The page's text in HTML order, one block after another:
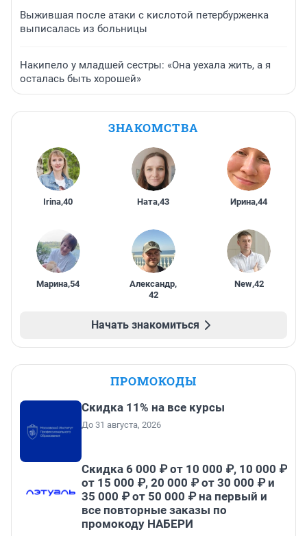
Выжившая после атаки с кислотой петербурженка
выписалась из больницы
Накипело у младшей сестры: «Она уехала жить, а я
осталась быть хорошей»
ЗНАКОМСТВА
Irina,40 Ната,43 Ирина,44
Марина,54 Александр,
42
New,42
Начать знакомиться
ПРОМОКОДЫ
Скидка 11% на все курсы
До 31 августа, 2026
Скидка 6 000 ₽ от 10 000 ₽, 10 000 ₽
от 15 000 ₽, 20 000 ₽ от 30 000 ₽ и
35 000 ₽ от 50 000 ₽ на первый и
все повторные заказы по
промокоду НАБЕРИ